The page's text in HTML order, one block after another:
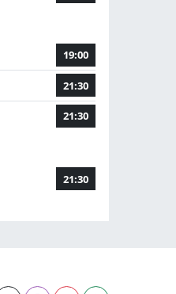
19:00
21:30
21:30
21:30